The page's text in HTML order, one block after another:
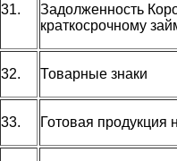
31.
Задолженность
краткосрочному
32. Товарные знаки
33. Готовая продукция